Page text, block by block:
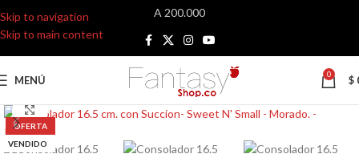
Skip to navigation
Skip to main content
MENÚ 0 $
OFERTA
VENDIDO
Click para agrandar
A 200.000